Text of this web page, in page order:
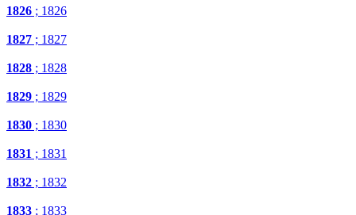
1826 ; 1826
1827 ; 1827
1828 ; 1828
1829 ; 1829
1830 ; 1830
1831 ; 1831
1832 ; 1832
1833 ; 1833